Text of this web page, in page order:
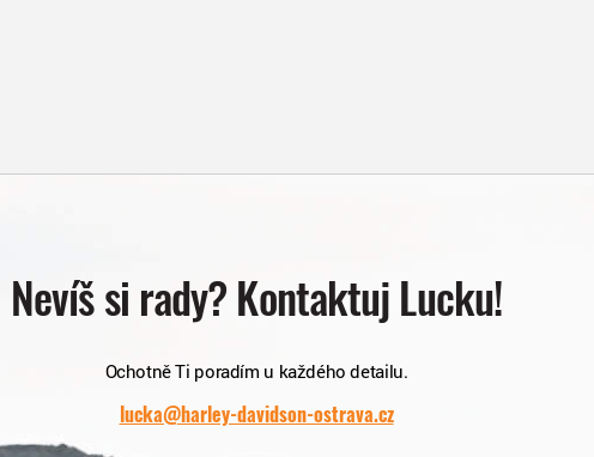
Nevíš si rady? Kontaktuj Lucku!
Ochotně Ti poradím u každého detailu.
lucka@harley-davidson-ostrava.cz